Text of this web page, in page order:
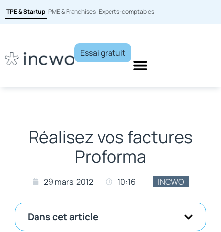
TPE & Startup PME & Franchises Experts-comptables
Essai gratuit
Réalisez vos factures
Proforma
29 mars, 2012 10:16 INCWO
Dans cet article